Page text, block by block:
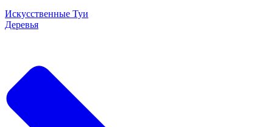
Искусственные Туи
Деревья